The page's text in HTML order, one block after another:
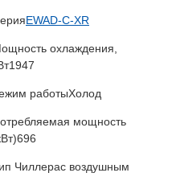
EWAD-C-XR
охлаждения,
1947
работыХолод
мощность
696
Чиллерас воздушным